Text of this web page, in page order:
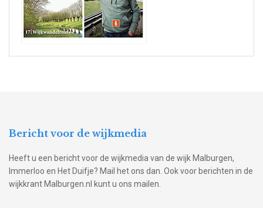
Bericht voor de wijkmedia
Heeft u een bericht voor de wijkmedia van de wijk Malburgen,
Immerloo en Het Duifje? Mail het ons dan. Ook voor berichten in de
wijkkrant Malburgen.nl kunt u ons mailen.